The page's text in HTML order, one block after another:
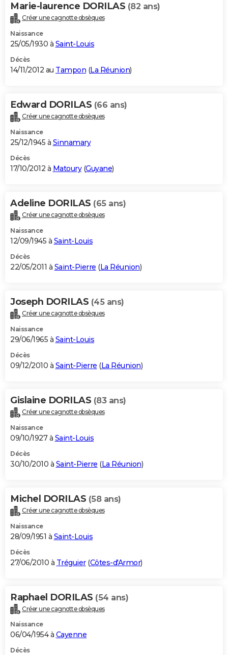
Marie-laurence DORILAS (82 ans)
Créer une cagnotte obsèques
Naissance
25/05/1930 à Saint-Louis
Décès
14/11/2012 au Tampon (La Réunion)
Edward DORILAS (66 ans)
Créer une cagnotte obsèques
Naissance
25/12/1945 à Sinnamary
Décès
17/10/2012 à Matoury(Guyane)
Adeline DORILAS (65 ans)
Créer une cagnotte obsèques
Naissance
12/09/1945 à Saint-Louis
Décès
22/05/2011 à Saint-Pierre (La Réunion)
Joseph DORILAS (45 ans)
Créer une cagnotte obsèques
Naissance
29/06/1965 à Saint-Louis
Décès
09/12/2010 à Saint-Pierre (La Réunion)
Gislaine DORILAS (83 ans)
Créer une cagnotte obsèques
Naissance
09/10/1927 à Saint-Louis
Décès
30/10/2010 à Saint-Pierre (La Réunion)
Michel DORILAS (58 ans)
Créer une cagnotte obsèques
Naissance
28/09/1951 à Saint-Louis
Décès
27/06/2010 à Tréguier(Côtes-d'Armor)
Raphael DORILAS (54 ans)
Créer une cagnotte obsèques
Naissance
06/04/1954 à Cayenne
Décès